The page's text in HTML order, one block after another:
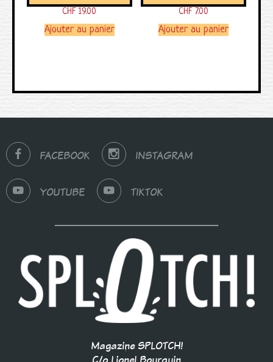
CHF 19.00
Ajouter au panier
CHF 7.00
Ajouter au panier
FACEBOOK INSTAGRAM
YOUTUBE TIKTOK
Magazine SPLOTCH!